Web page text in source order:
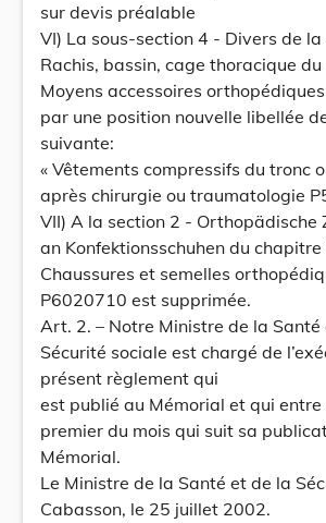
sur devis préalable
VI) La sous-section 4 - Divers de
Rachis, bassin, cage thoracique
Moyens accessoires
par une position nouvelle libellée
suivante:
« Vêtements compressifs du tronc
après chirurgie ou traumatologie
VII) A la section 2 - Orthopädische
an Konfektionsschuhen du chapitre
Chaussures et semelles
P6020710 est supprimée.
Art. 2. – Notre Ministre de la Santé
Sécurité sociale est chargé de
présent règlement qui
est publié au Mémorial et qui entre
premier du mois qui suit sa
Mémorial.
Le Ministre de la Santé et de la
Cabasson, le 25 juillet 2002.